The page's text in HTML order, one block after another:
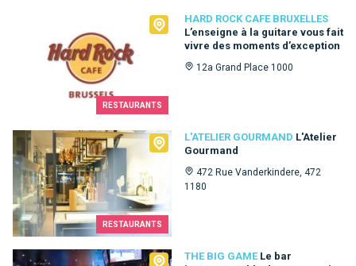
RESTAURANTS
HARD ROCK CAFE BRUXELLES
L’enseigne à la guitare vous fait
vivre des moments d’exception
12a Grand Place 1000
Hard Rock Cafe Bruxelles
RESTAURANTS
L'ATELIER GOURMAND L'Atelier
Gourmand
472 Rue Vanderkindere, 472
1180
L'Atelier Gourmand
THE BIG GAME Le bar
The Big Game